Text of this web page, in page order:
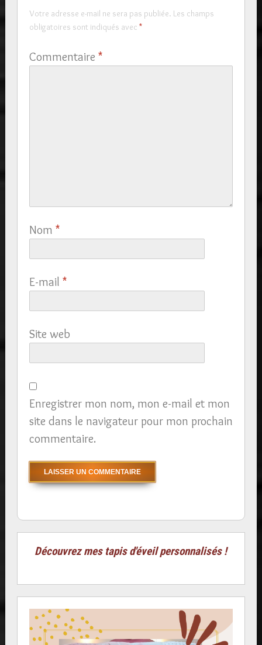
Votre adresse e-mail ne sera pas publiée. Les champs
obligatoires sont indiqués avec *
Commentaire *
Nom *
E-mail *
Site web
Enregistrer mon nom, mon e-mail et mon
site dans le navigateur pour mon prochain
commentaire.
Découvrez mes tapis d'éveil personnalisés !